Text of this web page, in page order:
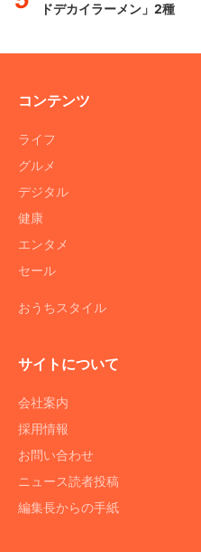
ドデカイラーメン」2種
コンテンツ
ライフ
グルメ
デジタル
健康
エンタメ
セール
おうちスタイル
サイトについて
会社案内
採用情報
お問い合わせ
ニュース読者投稿
編集長からの手紙